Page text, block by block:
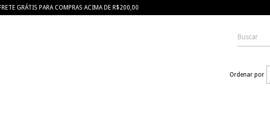
FRETE GRÁTIS PARA COMPRAS ACIMA DE R$200,00
Ordenar por